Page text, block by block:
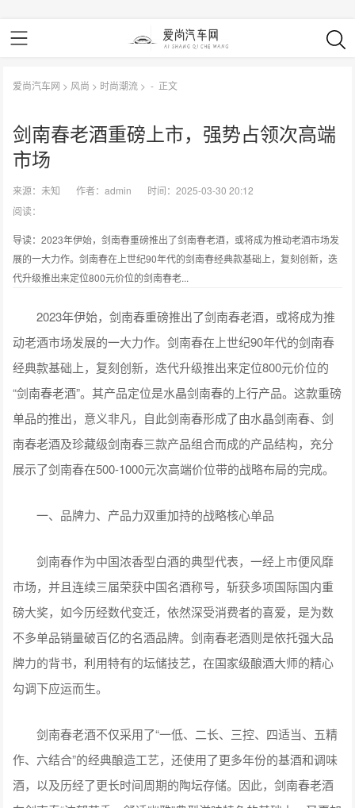
爱尚汽车网 > 风尚 > 时尚潮流 > - 正文
剑南春老酒重磅上市，强势占领次高端
市场
来源：未知 作者：admin
时间：2025-03-30 20:12
阅读：
导读：2023年伊始，剑南春重磅推出了剑南春老酒，或将成为推动老酒市场发
展的一大力作。剑南春在上世纪90年代的剑南春经典款基础上，复刻创新，迭
代升级推出来定位800元价位的剑南春老...
2023年伊始，剑南春重磅推出了剑南春老酒，或将成为推
动老酒市场发展的一大力作。剑南春在上世纪90年代的剑南春
经典款基础上，复刻创新，迭代升级推出来定位800元价位的
“剑南春老酒”。其产品定位是水晶剑南春的上行产品。这款重磅
单品的推出，意义非凡，自此剑南春形成了由水晶剑南春、剑
南春老酒及珍藏级剑南春三款产品组合而成的产品结构，充分
展示了剑南春在500-1000元次高端价位带的战略布局的完成。
一、品牌力、产品力双重加持的战略核心单品
剑南春作为中国浓香型白酒的典型代表，一经上市便风靡
市场，并且连续三届荣获中国名酒称号，斩获多项国际国内重
磅大奖，如今历经数代变迁，依然深受消费者的喜爱，是为数
不多单品销量破百亿的名酒品牌。剑南春老酒则是依托强大品
牌力的背书，利用特有的坛储技艺，在国家级酿酒大师的精心
勾调下应运而生。
剑南春老酒不仅采用了“一低、二长、三控、四适当、五精
作、六结合”的经典酿造工艺，还使用了更多年份的基酒和调味
酒，以及历经了更长时间周期的陶坛存储。因此，剑南春老酒